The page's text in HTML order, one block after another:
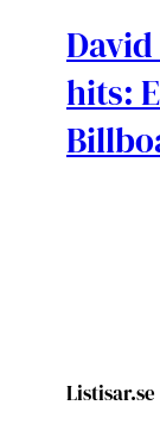
hits:
Listisar.se